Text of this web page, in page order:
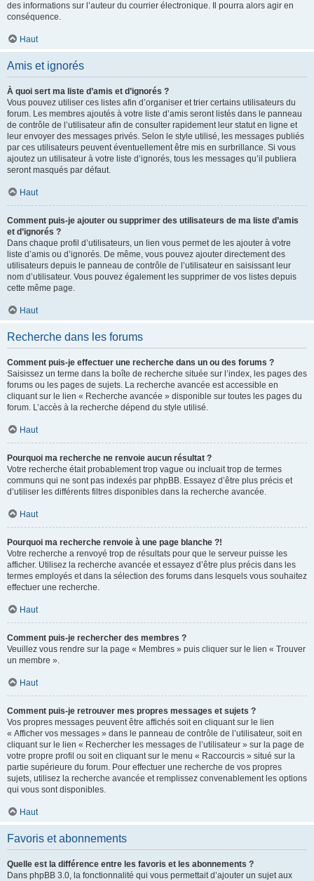
des informations sur l’auteur du courrier électronique. Il pourra alors agir en
conséquence.
Haut
Amis et ignorés
À quoi sert ma liste d’amis et d’ignorés ?
Vous pouvez utiliser ces listes afin d’organiser et trier certains utilisateurs du
forum. Les membres ajoutés à votre liste d’amis seront listés dans le panneau
de contrôle de l’utilisateur afin de consulter rapidement leur statut en ligne et
leur envoyer des messages privés. Selon le style utilisé, les messages publiés
par ces utilisateurs peuvent éventuellement être mis en surbrillance. Si vous
ajoutez un utilisateur à votre liste d’ignorés, tous les messages qu’il publiera
seront masqués par défaut.
Haut
Comment puis-je ajouter ou supprimer des utilisateurs de ma liste d’amis
et d’ignorés ?
Dans chaque profil d’utilisateurs, un lien vous permet de les ajouter à votre
liste d’amis ou d’ignorés. De même, vous pouvez ajouter directement des
utilisateurs depuis le panneau de contrôle de l’utilisateur en saisissant leur
nom d’utilisateur. Vous pouvez également les supprimer de vos listes depuis
cette même page.
Haut
Recherche dans les forums
Comment puis-je effectuer une recherche dans un ou des forums ?
Saisissez un terme dans la boîte de recherche située sur l’index, les pages des
forums ou les pages de sujets. La recherche avancée est accessible en
cliquant sur le lien « Recherche avancée » disponible sur toutes les pages du
forum. L’accès à la recherche dépend du style utilisé.
Haut
Pourquoi ma recherche ne renvoie aucun résultat ?
Votre recherche était probablement trop vague ou incluait trop de termes
communs qui ne sont pas indexés par phpBB. Essayez d’être plus précis et
d’utiliser les différents filtres disponibles dans la recherche avancée.
Haut
Pourquoi ma recherche renvoie à une page blanche ?!
Votre recherche a renvoyé trop de résultats pour que le serveur puisse les
afficher. Utilisez la recherche avancée et essayez d’être plus précis dans les
termes employés et dans la sélection des forums dans lesquels vous souhaitez
effectuer une recherche.
Haut
Comment puis-je rechercher des membres ?
Veuillez vous rendre sur la page « Membres » puis cliquer sur le lien « Trouver
un membre ».
Haut
Comment puis-je retrouver mes propres messages et sujets ?
Vos propres messages peuvent être affichés soit en cliquant sur le lien
« Afficher vos messages » dans le panneau de contrôle de l’utilisateur, soit en
cliquant sur le lien « Rechercher les messages de l’utilisateur » sur la page de
votre propre profil ou soit en cliquant sur le menu « Raccourcis » situé sur la
partie supérieure du forum. Pour effectuer une recherche de vos propres
sujets, utilisez la recherche avancée et remplissez convenablement les options
qui vous sont disponibles.
Haut
Favoris et abonnements
Quelle est la différence entre les favoris et les abonnements ?
Dans phpBB 3.0, la fonctionnalité qui vous permettait d’ajouter un sujet aux